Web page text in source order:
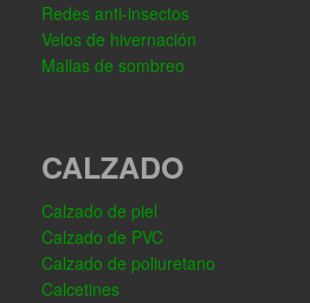
Redes anti-insectos
Velos de hivernación
Mallas de sombreo
CALZADO
Calzado de piel
Calzado de PVC
Calzado de poliuretano
Calcetines